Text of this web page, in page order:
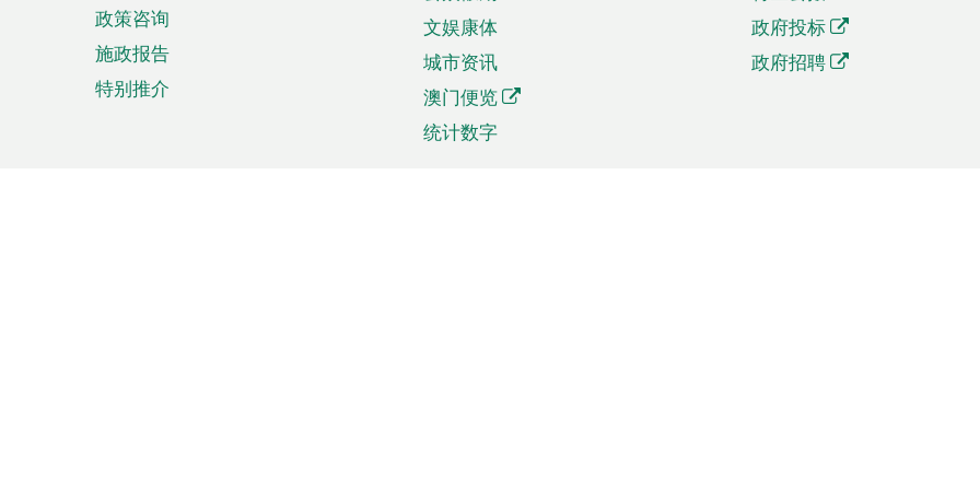
政策咨询
施政报告
特别推介
文娱康体
城市资讯
澳门便览
统计数字
政府投标
政府招聘